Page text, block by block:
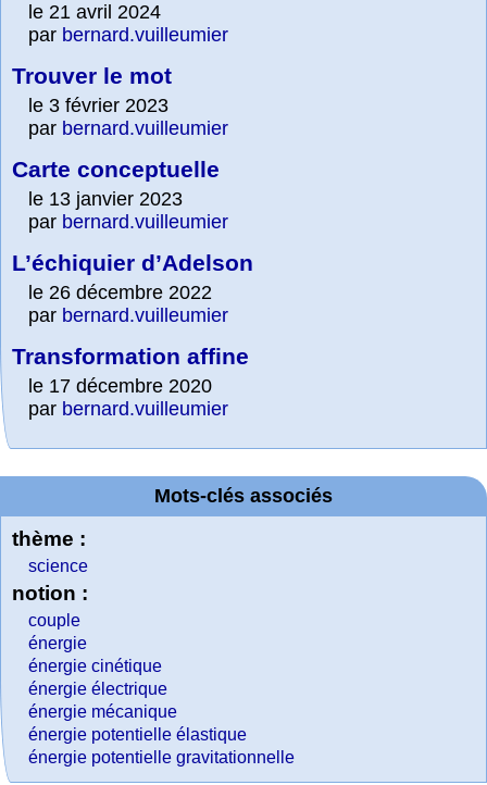
le 21 avril 2024
par bernard.vuilleumier
Trouver le mot
le 3 février 2023
par bernard.vuilleumier
Carte conceptuelle
le 13 janvier 2023
par bernard.vuilleumier
L’échiquier d’Adelson
le 26 décembre 2022
par bernard.vuilleumier
Transformation affine
le 17 décembre 2020
par bernard.vuilleumier
Mots-clés associés
thème :
science
notion :
couple
énergie
énergie cinétique
énergie électrique
énergie mécanique
énergie potentielle élastique
énergie potentielle gravitationnelle